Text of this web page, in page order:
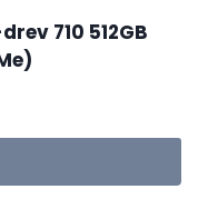
710 512GB